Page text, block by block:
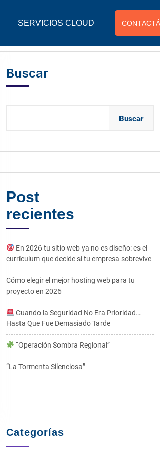
SERVICIOS CLOUD
Buscar
Buscar
Post
recientes
En 2026 tu sitio web ya no es diseño: es el
currículum que decide si tu empresa sobrevive
Cómo elegir el mejor hosting web para tu
proyecto en 2026
Cuando la Seguridad No Era Prioridad…
Hasta Que Fue Demasiado Tarde
“Operación Sombra Regional”
“La Tormenta Silenciosa”
Categorías